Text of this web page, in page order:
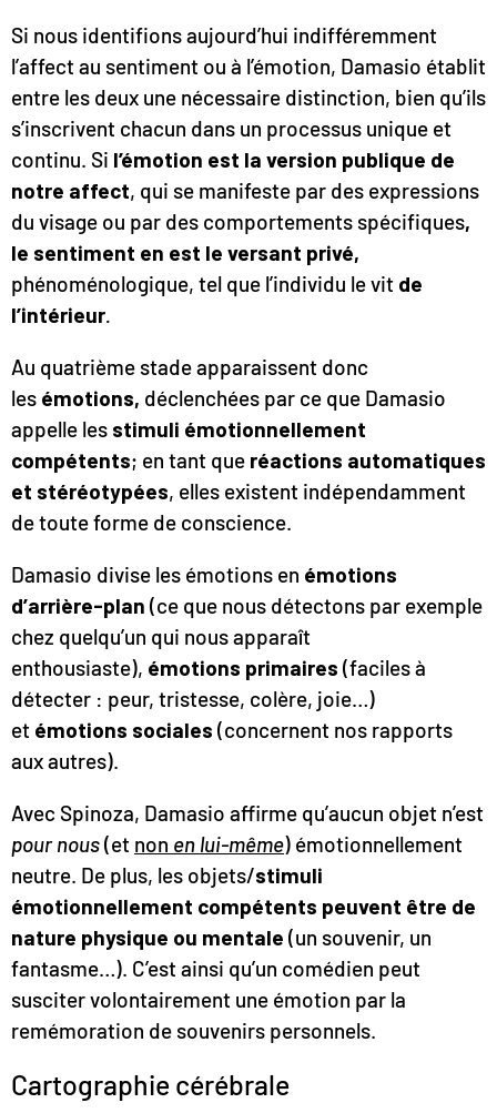
Si nous identifions aujourd’hui indifféremment
l’affect au sentiment ou à l’émotion, Damasio établit
entre les deux une nécessaire distinction, bien qu’ils
s’inscrivent chacun dans un processus unique et
continu. Si l’émotion est la version publique de
notre affect, qui se manifeste par des expressions
du visage ou par des comportements spécifiques,
le sentiment en est le versant privé,
phénoménologique, tel que l’individu le vit de
l’intérieur.
Au quatrième stade apparaissent donc
les émotions, déclenchées par ce que Damasio
appelle les stimuli émotionnellement
compétents; en tant que réactions automatiques
et stéréotypées, elles existent indépendamment
de toute forme de conscience.
Damasio divise les émotions en émotions
d’arrière-plan (ce que nous détectons par exemple
chez quelqu’un qui nous apparaît
enthousiaste), émotions primaires (faciles à
détecter : peur, tristesse, colère, joie…)
et émotions sociales (concernent nos rapports
aux autres).
Avec Spinoza, Damasio affirme qu’aucun objet n’est
pour nous(et non en lui-même) émotionnellement
neutre. De plus, les objets/stimuli
émotionnellement compétents peuvent être de
nature physique ou mentale (un souvenir, un
fantasme…). C’est ainsi qu’un comédien peut
susciter volontairement une émotion par la
remémoration de souvenirs personnels.
Cartographie cérébrale